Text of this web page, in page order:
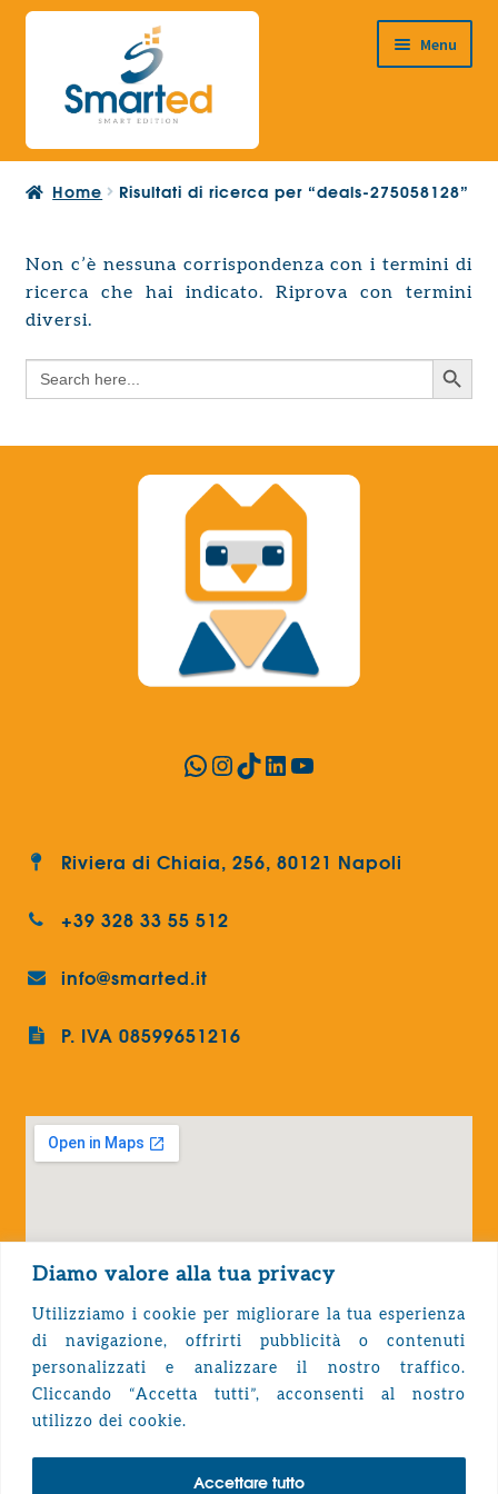
Diamo valore alla tua privacy
Utilizziamo i cookie per migliorare la tua esperienza
di navigazione, offrirti pubblicità o contenuti
personalizzati e analizzare il nostro traffico.
Cliccando “Accetta tutti”, acconsenti al nostro
utilizzo dei cookie.
Accettare tutto
Vai
navigazione
Vai
contenuto
Menu
HOME
PRODOTTI
Espandi
il
child
PROGETTAZIONE EUROPEA
menu
child
Search
Home Risultati di ricerca per “deals-275058128”
Non c’è nessuna corrispondenza con i termini di
ricerca che hai indicato. Riprova con termini
diversi.
Search
for:
Search Button
WhatsApp
Instagram
TikTok
LinkedIn
YouTube
Riviera di Chiaia, 256, 80121 Napoli
+39 328 33 55 512
info@smarted.it
P. IVA 08599651216
Privacy Policy